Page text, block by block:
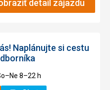
detail zájazdu
Naplánujte si cestu
8–⁠⁠⁠⁠⁠⁠22 h